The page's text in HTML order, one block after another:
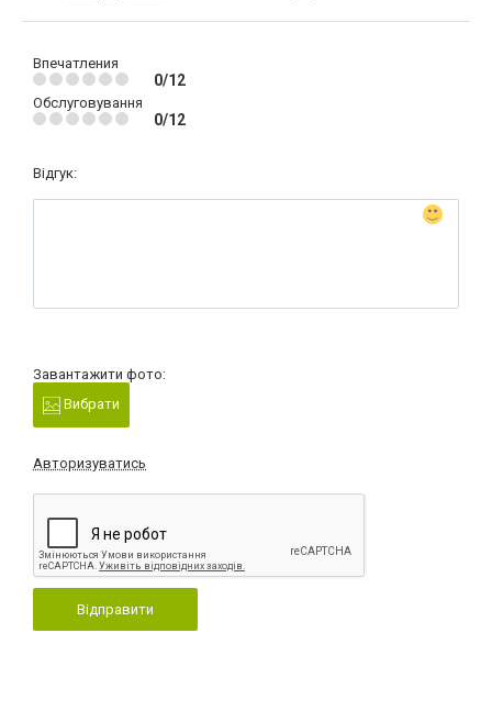
Впечатления
0/12
Обслуговування
0/12
Відгук:
Завантажити фото:
Вибрати
Авторизуватись
Відправити